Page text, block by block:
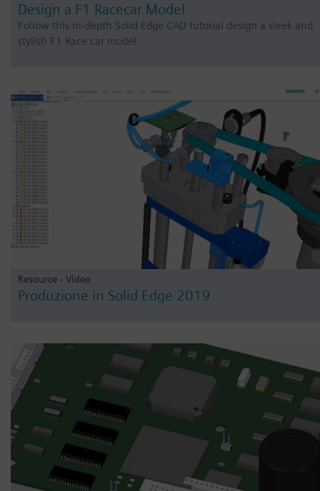
Design a F1 Racecar Model
Follow this in-depth Solid Edge CAD tutorial design a sleek and
stylish F1 Race car model.
Resource - Video
Produzione in Solid Edge 2019